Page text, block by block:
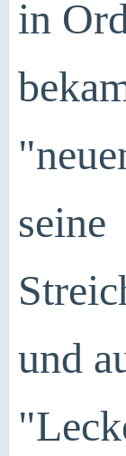
in
seine
und